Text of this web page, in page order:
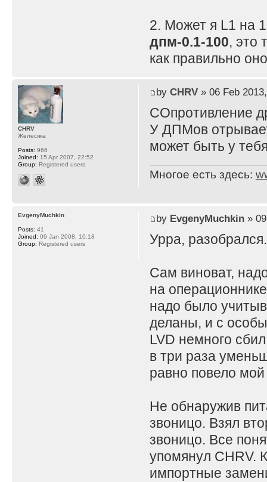
2. Может я L1 на
дпм-0.1-100, это
как правильно
by CHRV» 06 Feb
СОпротивление
У ДПМов
может быть у
Многое есть здесь:
CHRV
Желесяка
Posts: 966
Joined: 15 Apr 2007, 22:52
Group: Registered users
by EvgenyMuchkin» 09
Урра,
Сам виноват,
на
надо было
деланы, и с
LVD немного
в три раза
равно повело
Не обнаружив
звоницо. Взял
звоницо. Все
упомянул CHRV.
импортные
EvgenyMuchkin
Posts: 41
Joined: 09 Jan 2008, 10:18
Group: Registered users